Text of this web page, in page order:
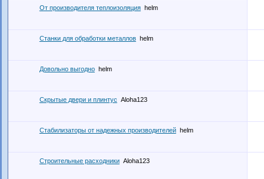
От производителя теплоизоляция helm
Станки для обработки металлов helm
Довольно выгодно helm
Скрытые двери и плинтус Aloha123
Стабилизаторы от надежных производителей helm
Строительные расходники Aloha123